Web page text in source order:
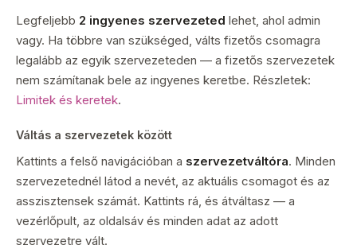
Legfeljebb 2 ingyenes szervezeted lehet, ahol admin
vagy. Ha többre van szükséged, válts fizetős csomagra
legalább az egyik szervezeteden — a fizetős szervezetek
nem számítanak bele az ingyenes keretbe. Részletek:
Limitek és keretek.
Váltás a szervezetek között
Kattints a felső navigációban a szervezetváltóra. Minden
szervezetednél látod a nevét, az aktuális csomagot és az
asszisztensek számát. Kattints rá, és átváltasz — a
vezérlőpult, az oldalsáv és minden adat az adott
szervezetre vált.